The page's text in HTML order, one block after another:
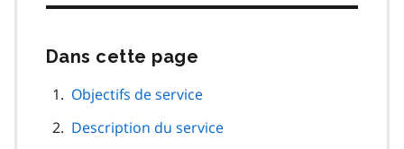
Dans cette page
page
Objectifs de service
Description du service